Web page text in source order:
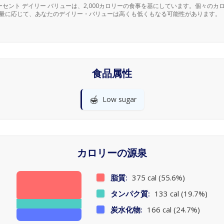
ント デイリー バリューは、2,000カロリーの食事を基にしています。個々のカ
に応じて、あなたのデイリー・バリューは高くも低くもなる可能性があります。
食品属性
🍯 Low sugar
カロリーの源泉
脂質: 375 cal (55.6%)
タンパク質: 133 cal (19.7%)
炭水化物: 166 cal (24.7%)